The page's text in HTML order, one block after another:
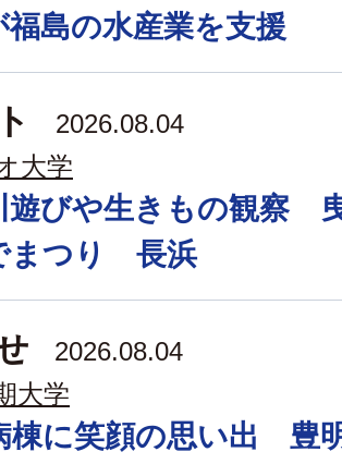
福島の水産業を支援
2026.08.04
大学
遊びや生きもの観察
まつり 長浜
2026.08.04
大学
棟に笑顔の思い出 豊